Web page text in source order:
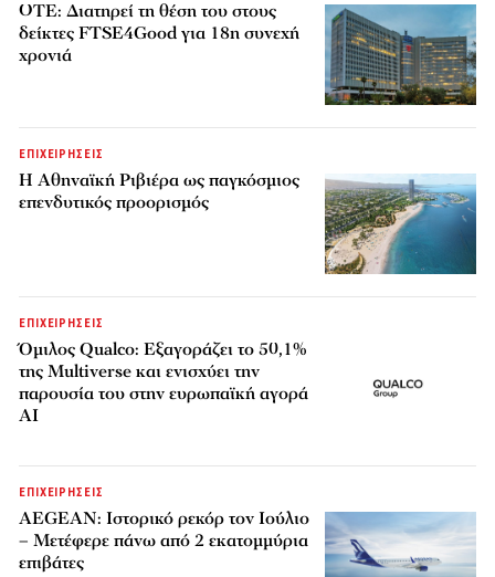
ΟΤΕ: Διατηρεί τη θέση του στους
δείκτες FTSE4Good για 18η συνεχή
χρονιά
ΕΠΙΧΕΙΡΗΣΕΙΣ
Η Αθηναϊκή Ριβιέρα ως παγκόσμιος
επενδυτικός προορισμός
ΕΠΙΧΕΙΡΗΣΕΙΣ
Όμιλος Qualco: Εξαγοράζει το 50,1%
της Multiverse και ενισχύει την
παρουσία του στην ευρωπαϊκή αγορά
AI
ΕΠΙΧΕΙΡΗΣΕΙΣ
AEGEAN: Ιστορικό ρεκόρ τον Ιούλιο
– Μετέφερε πάνω από 2 εκατομμύρια
επιβάτες